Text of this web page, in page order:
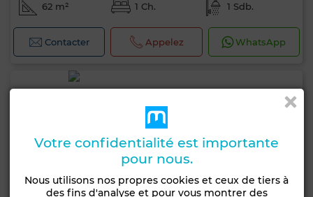
62 m² 1 Ch. 1 Sdb.
Contacter Appelez WhatsApp
Votre confidentialité est importante
pour nous.
Nous utilisons nos propres cookies et ceux de tiers à
des fins d'analyse et pour vous montrer des